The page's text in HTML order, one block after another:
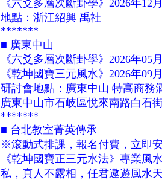
《六爻多層次斷卦學》2026年12
地點：浙江紹興 禹社
*******
■ 廣東中山
《六爻多層次斷卦學》2026年05
《乾坤國寶三元風水》2026年09
研討會地點：廣東中山 特高商務
廣東中山市石岐區悅來南路白石
*******
■ 台北教室菁英傳承
※滾動式排課，報名付費，立即
《乾坤國寶正三元水法》專業風
私，真人不露相，任君遨遊風水